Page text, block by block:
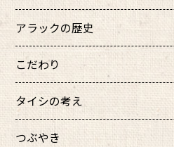
アラックの歴史
こだわり
タイシの考え
つぶやき